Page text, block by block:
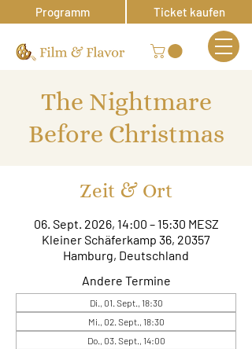
Programm Ticket kaufen
The Nightmare
Before Christmas
Zeit & Ort
06. Sept. 2026, 14:00 – 15:30 MESZ
Kleiner Schäferkamp 36, 20357
Hamburg, Deutschland
Andere Termine
Di., 01. Sept., 18:30
Mi., 02. Sept., 18:30
Do., 03. Sept., 14:00